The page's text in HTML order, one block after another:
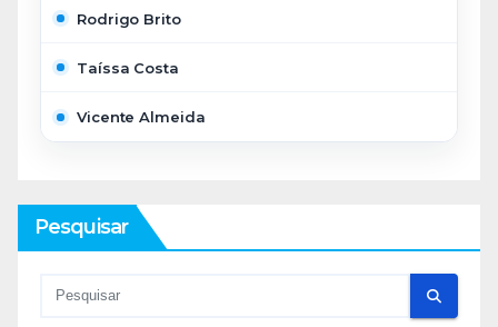
Rodrigo Brito
Taíssa Costa
Vicente Almeida
Pesquisar